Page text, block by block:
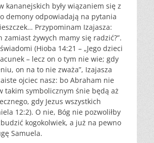
kananejskich były wiązaniem się z
demony odpowiadają na pytania
Przypominam Izajasza:
zamiast żywych mamy się radzić?”.
(Hioba 14:21 – „Jego dzieci
– lecz on o tym nie wie; gdy
on na to nie zważa”, Izajasza
ojciec nasz: bo Abraham nie
takim symbolicznym śnie będą aż
gdy Jezus wszystkich
12:2). O nie, Bóg nie pozwoliłby
kogokolwiek, a już na pewno
Samuela.